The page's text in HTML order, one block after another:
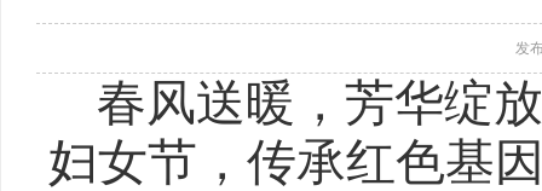
发
春风送暖，芳华绽
妇女节，传承红色基